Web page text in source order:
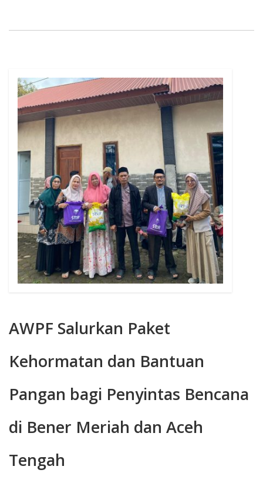
AWPF Salurkan Paket
Kehormatan dan Bantuan
Pangan bagi Penyintas Bencana
di Bener Meriah dan Aceh
Tengah